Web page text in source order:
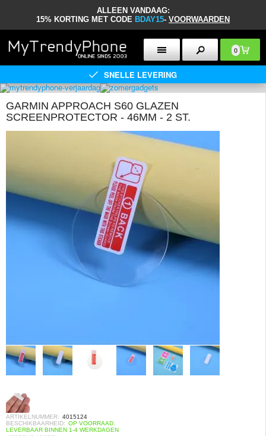
ALLEEN VANDAAG:
15% KORTING MET CODE BDAY15- VOORWAARDEN
0
SNELLE LEVERING
GARMIN APPROACH S60 GLAZEN
SCREENPROTECTOR - 46MM - 2 ST.
ARTIKELNUMMER: 4015124
BESCHIKBAARHEID: OP VOORRAAD.
LEVERBAAR BINNEN 1-4 WERKDAGEN